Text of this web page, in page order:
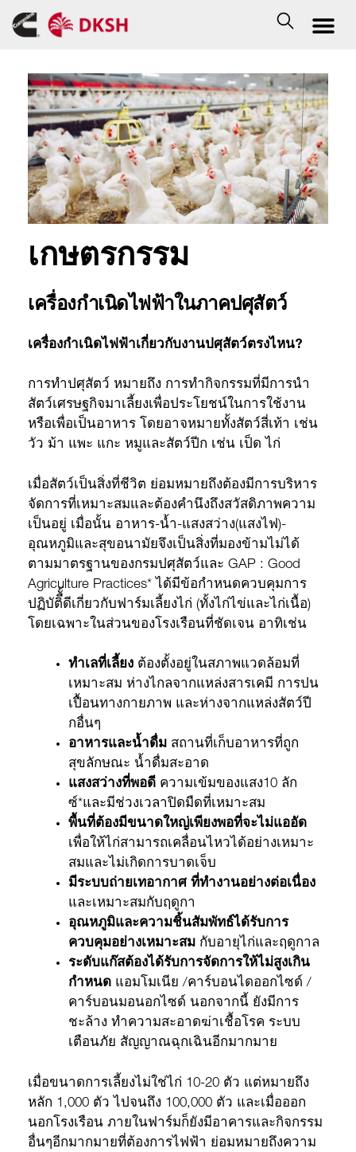
เกษตรกรรม
เครื่องกำเนิดไฟฟ้าในภาคปศุสัตว์
เครื่องกำเนิดไฟฟ้าเกี่ยวกับงานปศุสัตว์ตรงไหน?
การทำปศุสัตว์ หมายถึง การทำกิจกรรมที่มีการนำ
สัตว์เศรษฐกิจมาเลี้ยงเพื่อประโยชน์ในการใช้งาน
หรือเพื่อเป็นอาหาร โดยอาจหมายทั้งสัตว์สี่เท้า เช่น
วัว ม้า แพะ แกะ หมูและสัตว์ปีก เช่น เป็ด ไก่
เมื่อสัตว์เป็นสิ่งที่ชีวิต ย่อมหมายถึงต้องมีการบริหาร
จัดการที่เหมาะสมและต้องคำนึงถึงสวัสดิภาพความ
เป็นอยู่ เมื่อนั้น อาหาร-น้ำ-แสงสว่าง(แสงไฟ)-
อุณหภูมิและสุขอนามัยจึงเป็นสิ่งที่มองข้ามไม่ได้
ตามมาตรฐานของกรมปศุสัตว์และ GAP : Good
Agriculture Practices* ได้มีข้อกำหนดควบคุมการ
ปฏิบัติืั้ดีเกี่ยวกับฟาร์มเลี้ยงไก่ (ทั้งไก่ไข่และไก่เนื้อ)
โดยเฉพาะในส่วนของโรงเรือนที่ชัดเจน อาทิเช่น
ทำเลที่เลี้ยง ต้องตั้งอยู่ในสภาพแวดล้อมที่
เหมาะสม ห่างไกลจากแหล่งสารเคมี การปน
เปื้อนทางกายภาพ และห่างจากแหล่งสัตว์ปี
กอื่นๆ
อาหารและน้ำดื่ม สถานที่เก็บอาหารที่ถูก
สุขลักษณะ น้ำดื่มสะอาด
แสงสว่างที่พอดี ความเข้มของแสง10 ลัก
ซ์*และมีช่วงเวลาปิดมืดที่เหมาะสม
พื้นที่ต้องมีขนาดใหญ่เพียงพอที่จะไม่แออัด
เพื่อให้ไก่สามารถเคลื่อนไหวได้อย่างเหมาะ
สมและไม่เกิดการบาดเจ็บ
มีระบบถ่ายเทอากาศ ที่ทำงานอย่างต่อเนื่อง
และเหมาะสมกับฤดูกา
อุณหภูมิและความชิ้นสัมพัทธ์ได้รับการ
ควบคุมอย่างเหมาะสม กับอายุไก่และฤดูกาล
ระดับแก๊สต้องได้รับการจัดการให้ไม่สูงเกิน
กำหนด แอมโมเนีย /คาร์บอนไดออกไซด์ /
คาร์บอนมอนอกไซด์ นอกจากนี้ ยังมีการ
ชะล้าง ทำความสะอาดฆ่าเชื้อโรค ระบบ
เตือนภัย สัญญาณฉุกเฉินอีกมากมาย
เมื่อขนาดการเลี้ยงไม่ใช่ไก่ 10-20 ตัว แต่หมายถึง
หลัก 1,000 ตัว ไปจนถึง 100,000 ตัว และเมื่อออก
นอกโรงเรือน ภายในฟาร์มก็ยังมีอาคารและกิจกรรม
อื่นๆอีกมากมายที่ต้องการไฟฟ้า ย่อมหมายถึงความ